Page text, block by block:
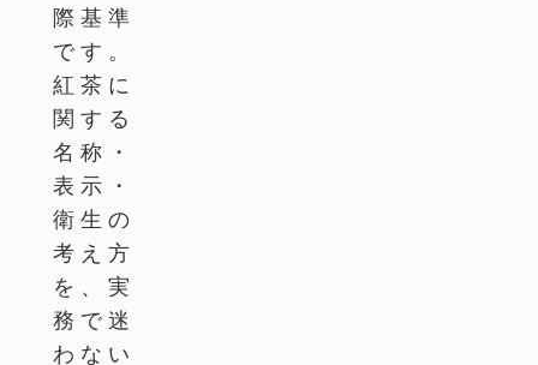
際基準
です。
紅茶に
関する
名称・
表示・
衛生の
考え方
を、実
務で迷
わない